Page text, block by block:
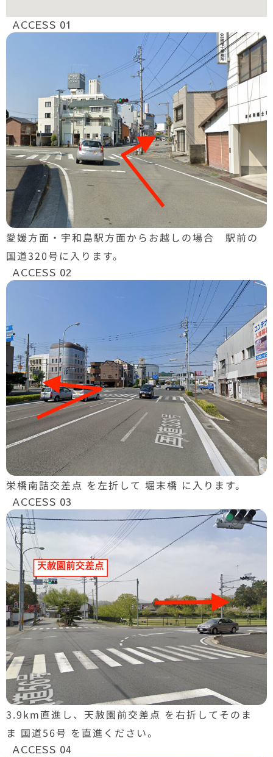
ACCESS 01
愛媛方面・宇和島駅方面からお越しの場合 駅前の
国道320号に入ります。
ACCESS 02
栄橋南詰交差点 を左折して 堀末橋 に入ります。
ACCESS 03
3.9km直進し、天赦園前交差点 を右折してそのま
ま 国道56号 を直進ください。
ACCESS 04